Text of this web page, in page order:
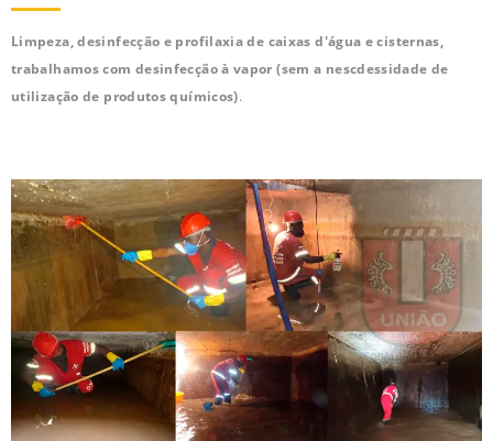
Limpeza, desinfecção e profilaxia de caixas d'água e cisternas,
trabalhamos com desinfecção à vapor (sem a nescdessidade de
utilização de produtos químicos).